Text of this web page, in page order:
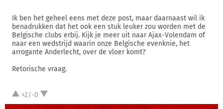
Ik ben het geheel eens met deze post, maar daarnaast wil ik
benadrukken dat het ook een stuk leuker zou worden met de
Belgische clubs erbij. Kijk je meer uit naar Ajax-Volendam of
naar een wedstrijd waarin onze Belgische evenknie, het
arrogante Anderlecht, over de vloer komt?
Retorische vraag.
+2/-0